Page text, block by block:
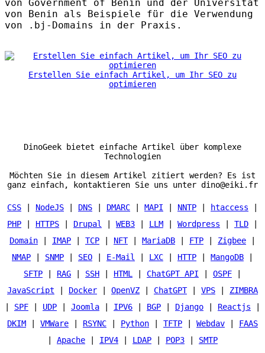
von Government of Benin und der Universität
von Benin als Beispiele für die Verwendung
von .bj-Domains in der Praxis.
Erstellen Sie einfach Artikel, um Ihr SEO zu
optimieren
DinoGeek bietet einfache Artikel über komplexe
Technologien
Möchten Sie in diesem Artikel zitiert werden? Es ist
ganz einfach, kontaktieren Sie uns unter dino@eiki.fr
CSS NodeJS DNS DMARC MAPI NNTP htaccess
PHP
HTTPS Drupal WEB3 LLM Wordpress TLD
Domain
IMAP TCP NFT| MariaDB FTP Zigbee
NMAP
SNMP SEO E-Mail LXC HTTP MangoDB
SFTP
RAG SSH HTML ChatGPT API OSPF
JavaScript
Docker OpenVZ ChatGPT| VPS
ZIMBRA
SPF UDP Joomla IPV6 BGP Django Reactjs
DKIM
VMWare RSYNC Python TFTP Webdav
FAAS
Apache IPV4 LDAP POP3 SMTP